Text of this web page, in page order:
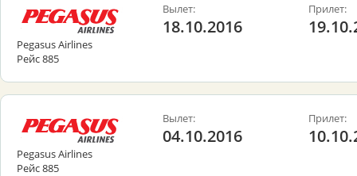
Pegasus Airlines
Рейс 885
Вылет:
18.10.2016
Прилет:
Pegasus Airlines
Рейс 885
Вылет:
04.10.2016
Прилет: